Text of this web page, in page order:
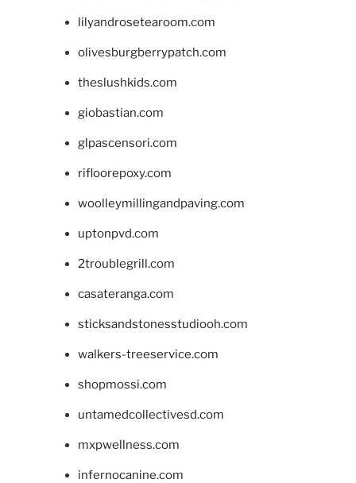
lilyandrosetearoom.com
olivesburgberrypatch.com
theslushkids.com
giobastian.com
glpascensori.com
rifloorepoxy.com
woolleymillingandpaving.com
uptonpvd.com
2troublegrill.com
casateranga.com
sticksandstonesstudiooh.com
walkers-treeservice.com
shopmossi.com
untamedcollectivesd.com
mxpwellness.com
infernocanine.com